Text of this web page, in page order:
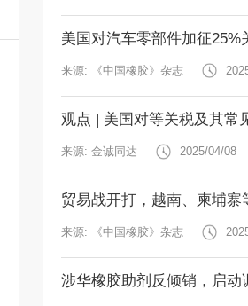
美国对汽车零部件加征25%
来源: 《中国橡胶》杂志
观点 | 美国对等关税及其常
来源: 金诚同达 2025/04/08
贸易战开打，越南、柬埔寨
来源: 《中国橡胶》杂志
涉华橡胶助剂反倾销，启动